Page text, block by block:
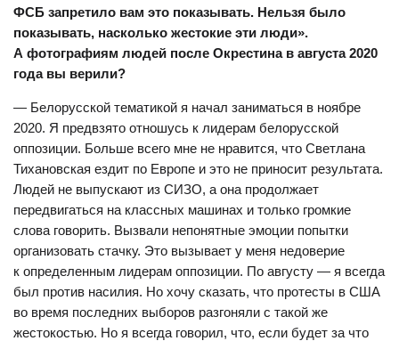
ФСБ запретило вам это показывать. Нельзя было
показывать, насколько жестокие эти люди».
А фотографиям людей после Окрестина в августа 2020
года вы верили?
— Белорусской тематикой я начал заниматься в ноябре
2020. Я предвзято отношусь к лидерам белорусской
оппозиции. Больше всего мне не нравится, что Светлана
Тихановская ездит по Европе и это не приносит результата.
Людей не выпускают из СИЗО, а она продолжает
передвигаться на классных машинах и только громкие
слова говорить. Вызвали непонятные эмоции попытки
организовать стачку. Это вызывает у меня недоверие
к определенным лидерам оппозиции. По августу — я всегда
был против насилия. Но хочу сказать, что протесты в США
во время последних выборов разгоняли с такой же
жестокостью. Но я всегда говорил, что, если будет за что